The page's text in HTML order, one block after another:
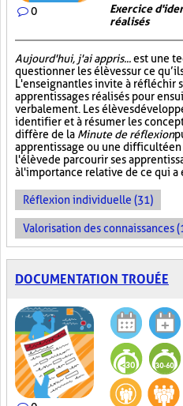
0
Exercice
réalisés
Aujourd'hui, j'ai appris...est une
questionner les élèves sur ce
L'enseignant les invite à réfléchir
apprentissages réalisés pour
verbalement. Les élèves
identifier et à résumer les
diffère de la Minute de réflexion
apprentissage ou une difficulté
l'élève de parcourir ses
à l'importance relative de ce qui a
Réflexion individuelle (31)
Valorisation des connaissances
DOCUMENTATION TROUÉE